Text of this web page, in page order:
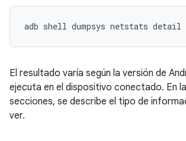
El resultado varía según la versión de
ejecuta en el dispositivo conectado. En
secciones, se describe el tipo de
ver.